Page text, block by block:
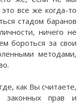
все же когда-то
стадом баранов
ничего не
бороться за свои
методами,
как Вы считаете,
законных прав и